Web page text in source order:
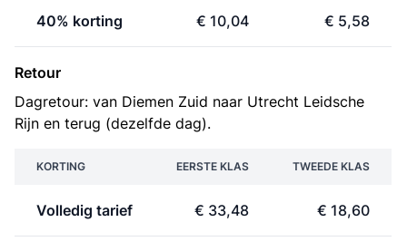
40% korting € 10,04 € 5,58
Retour
Dagretour: van Diemen Zuid naar Utrecht Leidsche
Rijn en terug (dezelfde dag).
KORTING EERSTE KLAS TWEEDE KLAS
Volledig tarief € 33,48 € 18,60